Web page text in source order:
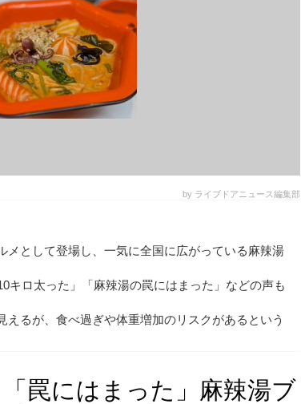
by ライブドアニュース編集部
メとして登場し、一気に全国に広がっている麻辣湯
キロ太った」「麻辣湯の罠にはまった」などの声も
えるが、食べ過ぎや体重増加のリスクがあるという
「罠にはまった」麻辣湯ブ